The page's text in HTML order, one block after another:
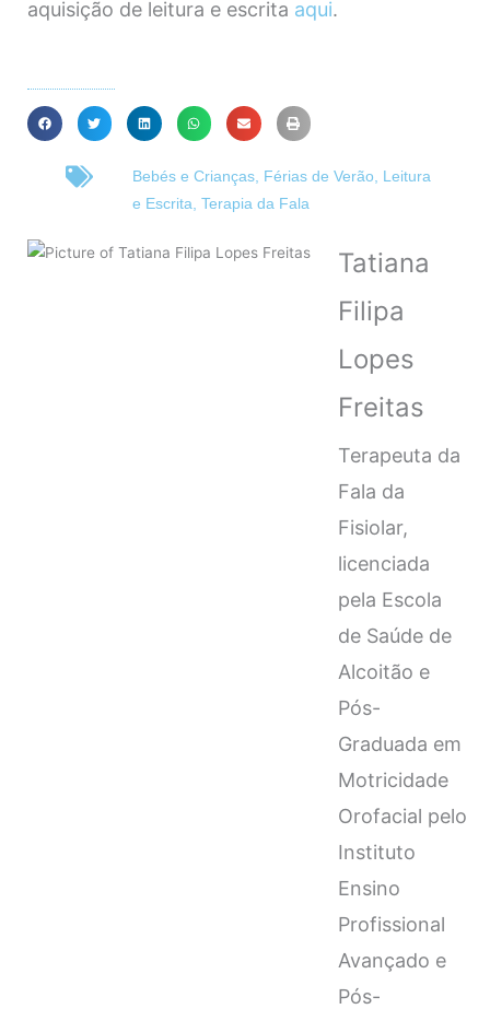
aquisição de leitura e escrita aqui.
Bebés e Crianças, Férias de Verão, Leitura
e Escrita Terapia da Fala
Tatiana
Filipa
Lopes
Freitas
Terapeuta da
Fala da
Fisiolar,
licenciada
pela Escola
de Saúde de
Alcoitão e
Pós-
Graduada em
Motricidade
Orofacial pelo
Instituto
Ensino
Profissional
Avançado e
Pós-